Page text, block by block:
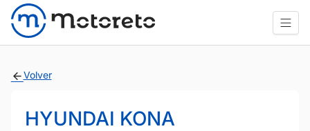
Volver
HYUNDAI KONA